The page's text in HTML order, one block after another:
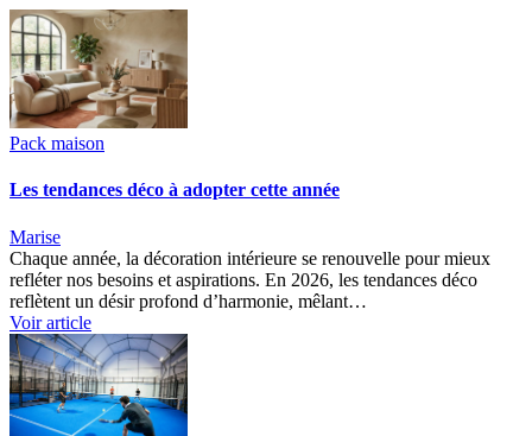
Pack maison
Les tendances déco à adopter cette année
Marise
Chaque année, la décoration intérieure se renouvelle pour mieux
refléter nos besoins et aspirations. En 2026, les tendances déco
reflètent un désir profond d’harmonie, mêlant…
Voir article